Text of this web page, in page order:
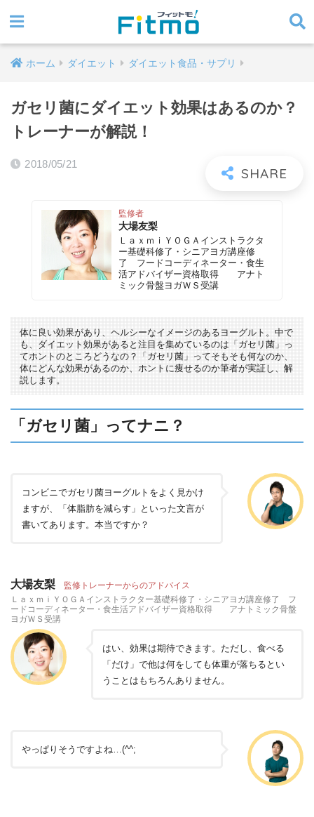
ホーム ダイエット ダイエット食品・サプリ
ガセリ菌にダイエット効果はあるのか？
トレーナーが解説！
2018/05/21
監修者
大場友梨
ＬａｘｍｉＹＯＧＡインストラクタ
ー基礎科修了・シニアヨガ講座修
了 フードコーディネーター・食生
活アドバイザー資格取得 アナト
ミック骨盤ヨガＷＳ受講
体に良い効果があり、ヘルシーなイメージのあるヨーグルト。中で
も、ダイエット効果があると注目を集めているのは「ガセリ菌」っ
てホントのところどうなの？「ガセリ菌」ってそもそも何なのか、
体にどんな効果があるのか、ホントに痩せるのか筆者が実証し、解
説します。
「ガセリ菌」ってナニ？
コンビニでガセリ菌ヨーグルトをよく見かけ
ますが、「体脂肪を減らす」といった文言が
書いてあります。本当ですか？
大場友梨 監修トレーナーからのアドバイス
ＬａｘｍｉＹＯＧＡインストラクター基礎科修了・シニアヨガ講座修了 フ
ードコーディネーター・食生活アドバイザー資格取得 アナトミック骨盤
ヨガＷＳ受講
はい、効果は期待できます。ただし、食べる
「だけ」で他は何をしても体重が落ちるとい
うことはもちろんありません。
やっぱりそうですよね…(^^;